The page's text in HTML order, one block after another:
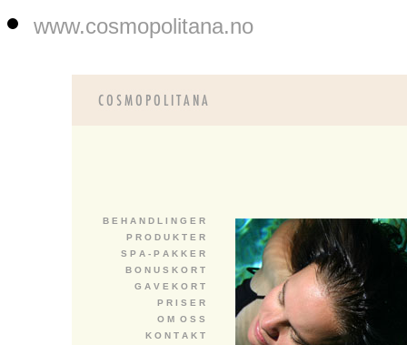
www.cosmopolitana.no
B E H A N D L I N G E R
P R O D U K T E R
S P A - P A K K E R
B O N U S K O R T
G A V E K O R T
P R I S E R
O M O S S
K O N T A K T